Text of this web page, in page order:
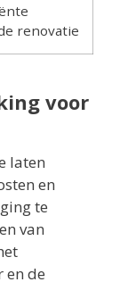
renovatie
voor
laten
en
te
van
en de